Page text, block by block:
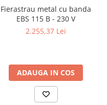
Fierastrau metal cu banda
EBS 115 B - 230 V
2.255,37 Lei
ADAUGA IN COS